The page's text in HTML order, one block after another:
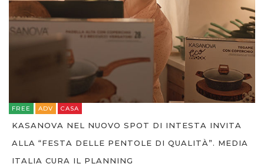
FREE ADV CASA
KASANOVA NEL NUOVO SPOT DI INTESTA INVITA
ALLA “FESTA DELLE PENTOLE DI QUALITÀ”. MEDIA
ITALIA CURA IL PLANNING